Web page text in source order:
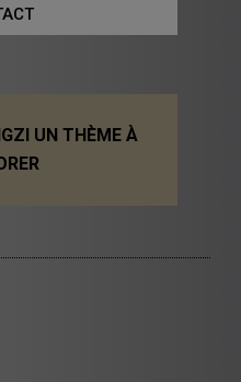
UN THÈME À